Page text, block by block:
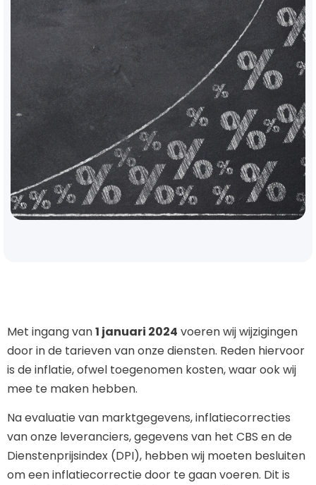
Met ingang van1 januari 2024 voeren wij wijzigingen
door in de tarieven van onze diensten. Reden hiervoor
is de inflatie, ofwel toegenomen kosten, waar ook wij
mee te maken hebben.
Na evaluatie van marktgegevens, inflatiecorrecties
van onze leveranciers, gegevens van het CBS en de
Dienstenprijsindex (DPI), hebben wij moeten besluiten
om een inflatiecorrectie door te gaan voeren. Dit is